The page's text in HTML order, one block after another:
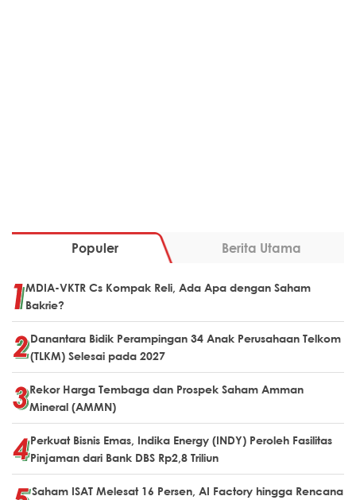
Populer Berita Utama
MDIA-VKTR Cs Kompak Reli, Ada Apa dengan Saham
Bakrie?
Danantara Bidik Perampingan 34 Anak Perusahaan Telkom
(TLKM) Selesai pada 2027
Rekor Harga Tembaga dan Prospek Saham Amman
Mineral (AMMN)
Perkuat Bisnis Emas, Indika Energy (INDY) Peroleh Fasilitas
Pinjaman dari Bank DBS Rp2,8 Triliun
Saham ISAT Melesat 16 Persen, AI Factory hingga Rencana